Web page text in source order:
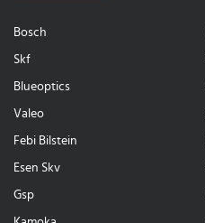
Bosch
Skf
Blueoptics
Valeo
Febi Bilstein
Esen Skv
Gsp